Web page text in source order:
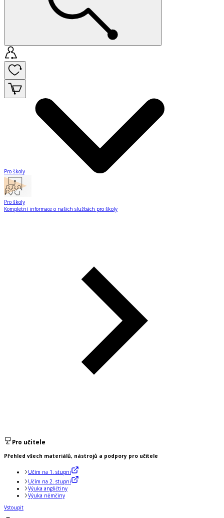
Pro školy
Pro školy
Kompletní informace o našich službách pro školy
Pro učitele
Přehled všech materiálů, nástrojů a podpory pro učitele
Učím na 1. stupni
Učím na 2. stupni
Výuka angličtiny
Výuka němčiny
Vstoupit